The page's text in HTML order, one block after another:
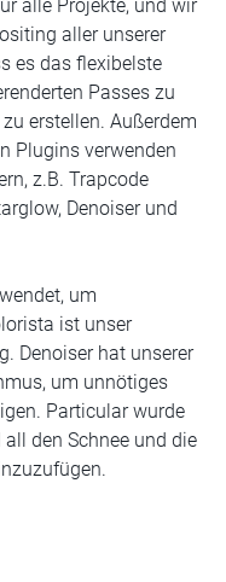
alle Projekte, und wir
aller unserer
es das flexibelste
Passes zu
erstellen. Außerdem
Plugins verwenden
z.B. Trapcode
Denoiser und
um
ist unser
Denoiser hat unserer
um unnötiges
Particular wurde
den Schnee und die